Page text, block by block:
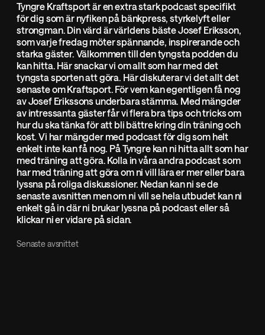
Tyngre Kraftsport är en extra stark podcast specifikt
för dig som är nyfiken på bänkpress, styrkelyft eller
strongman. Din värd är världens bäste Josef Eriksson,
som varje fredag möter spännande, inspirerande och
starka gäster. Välkommen till den tyngsta podden du
kan hitta. Här snackar vi om allt som har med det
tyngsta sporten att göra. Här diskuterar vi det allt det
senaste om Kraftsport. För vem kan egentligen få nog
av Josef Erikssons underbara stämma. Med mängder
av intressanta gäster får vi flera bra tips och tricks om
hur du ska tänka för att bli bättre kring din träning och
kost. Vi har mängder med podcast för dig som helt
enkelt inte kan få nog. På Tyngre kan ni hitta allt som har
med träning att göra. Kolla in våra andra podcast som
har med träning att göra om ni vill lära er mer eller bara
lyssna på roliga diskussioner. Nedan kan ni se de
senaste avsnitten men om ni vill se hela utbudet kan ni
enkelt gå in där ni brukar lyssna på podcast eller så
klickar ni er vidare på sidan.
Senaste avsnittet